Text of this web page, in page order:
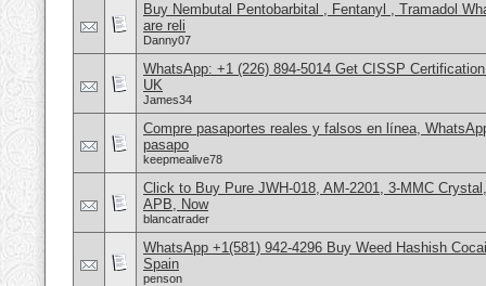
Buy Nembutal Pentobarbital , Fentanyl , Tramadol
are reli
Danny07
WhatsApp: +1 (226) 894-5014​ Get CISSP
UK
James34
Compre pasaportes reales y falsos en línea,
pasapo
keepmealive78
Click to Buy Pure JWH-018, AM-2201, 3-MMC
APB, Now
blancatrader
WhatsApp +1(581) 942-4296 Buy Weed Hashish
Spain
penson